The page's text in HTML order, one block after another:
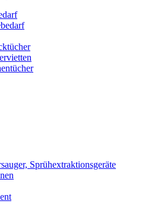
Sprühextraktionsgeräte